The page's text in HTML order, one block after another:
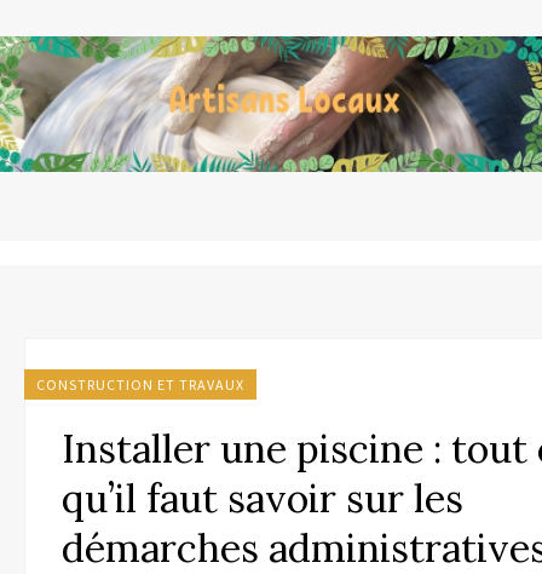
CONSTRUCTION ET TRAVAUX
Installer une piscine : tout
qu’il faut savoir sur les
démarches